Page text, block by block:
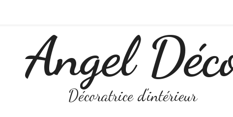
Angel
Décoratrice d'intérieur